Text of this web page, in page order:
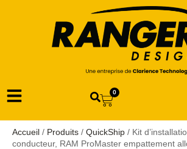
0
Accueil / Produits / QuickShip / Kit
conducteur, RAM ProMaster empattement